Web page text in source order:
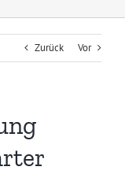
Zurück Vor